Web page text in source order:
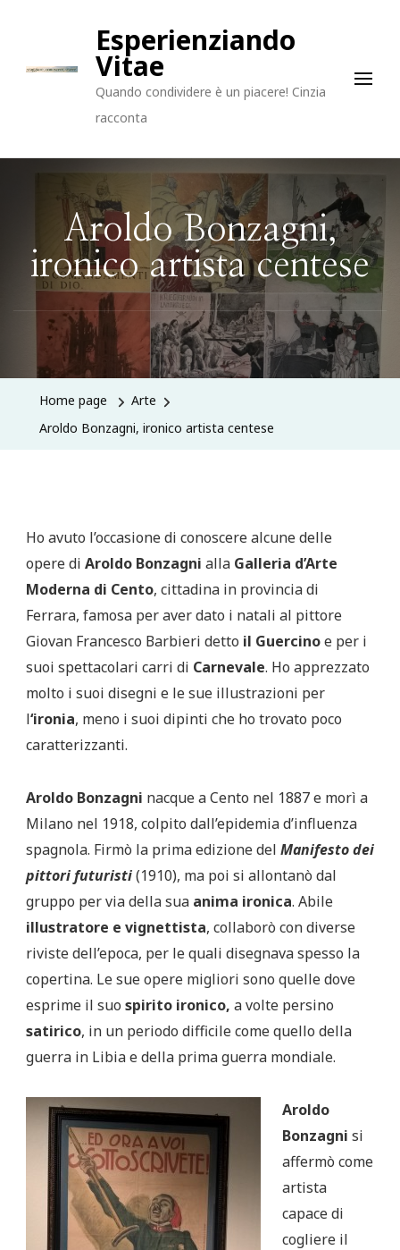
Esperienziando
Vitae
Quando condividere è un piacere! Cinzia
racconta
Aroldo Bonzagni,
ironico artista centese
Home page
Arte
Aroldo Bonzagni, ironico artista centese
Ho avuto l’occasione di conoscere alcune delle
opere di Aroldo Bonzagni alla Galleria d’Arte
Moderna di Cento, cittadina in provincia di
Ferrara, famosa per aver dato i natali al pittore
Giovan Francesco Barbieri detto il Guercinoe per i
suoi spettacolari carri di Carnevale. Ho apprezzato
molto i suoi disegni e le sue illustrazioni per
l‘ironia, meno i suoi dipinti che ho trovato poco
caratterizzanti.
Aroldo Bonzagni nacque a Cento nel 1887 e morì a
Milano nel 1918, colpito dall’epidemia d’influenza
spagnola. Firmò la prima edizione del Manifesto dei
pittori futuristi(1910), ma poi si allontanò dal
gruppo per via della sua anima ironica. Abile
illustratore e vignettista, collaborò con diverse
riviste dell’epoca, per le quali disegnava spesso la
copertina. Le sue opere migliori sono quelle dove
esprime il suo spirito ironico, a volte persino
satirico, in un periodo difficile come quello della
guerra in Libia e della prima guerra mondiale.
Aroldo
Bonzagni si
affermò come
artista
capace di
cogliere il